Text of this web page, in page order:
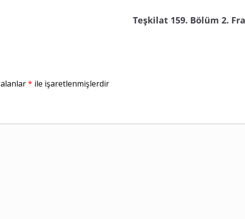
Teşkilat 159. Bölüm 2.
* ile işaretlenmişlerdir